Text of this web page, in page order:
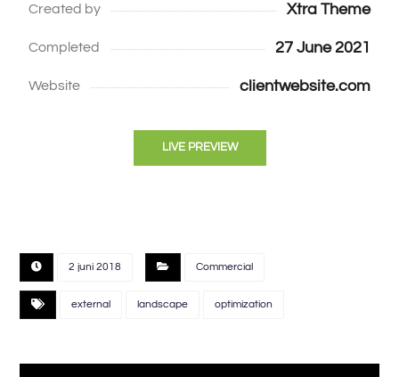
Created by Xtra Theme
Completed 27 June 2021
Website clientwebsite.com
LIVE PREVIEW
2 juni 2018 Commercial
external landscape optimization